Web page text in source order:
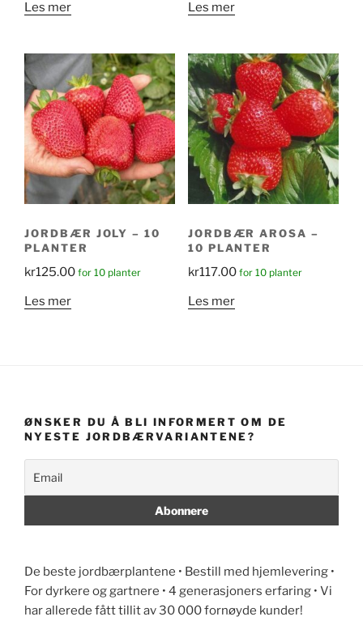
Les mer Les mer
JORDBÆR JOLY – 10
PLANTER
kr125.00 for 10 planter
Les mer
JORDBÆR AROSA –
10 PLANTER
kr117.00 for 10 planter
Les mer
ØNSKER DU Å BLI INFORMERT OM DE
NYESTE JORDBÆRVARIANTENE?
De beste jordbærplantene • Bestill med hjemlevering •
For dyrkere og gartnere • 4 generasjoners erfaring • Vi
har allerede fått tillit av 30 000 fornøyde kunder!